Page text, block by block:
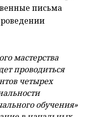
письма
мастерства
проводиться
четырех
обучения»